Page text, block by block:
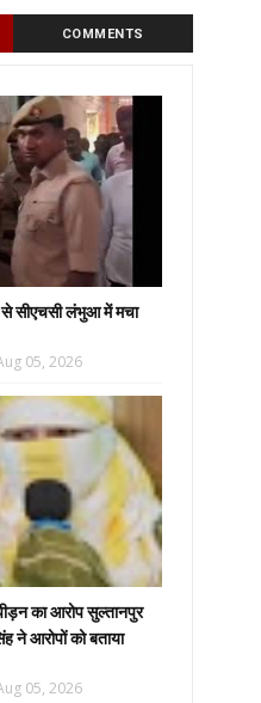
COMMENTS
सीएचसी लंभुआ में मचा
05, 2026
का आरोप सुल्तानपुर
ने आरोपों को बताया
05, 2026